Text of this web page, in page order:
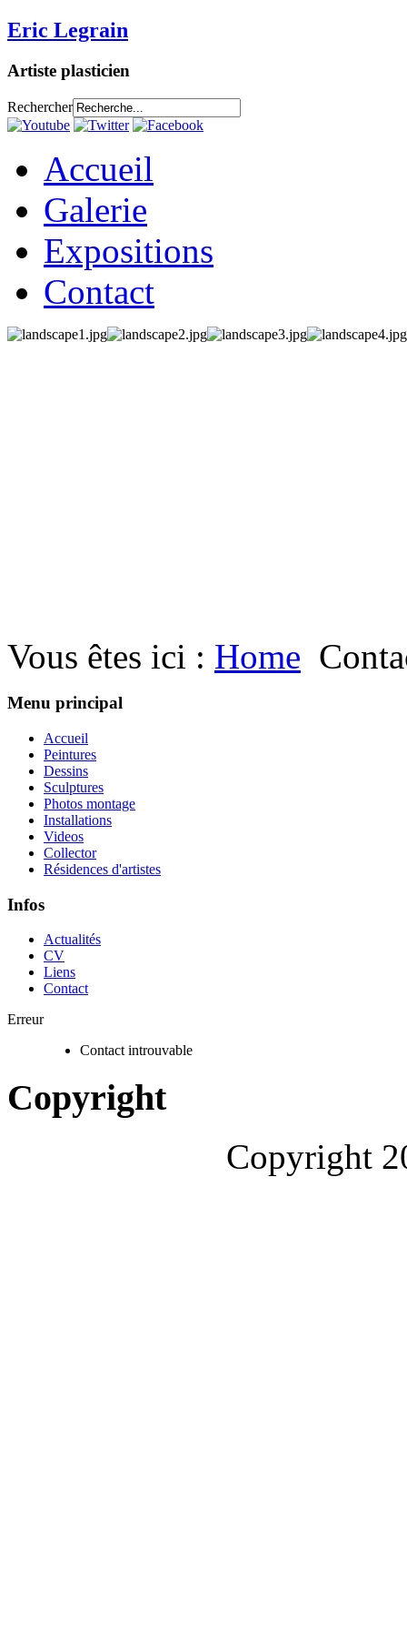
Eric Legrain
Artiste plasticien
Rechercher
Accueil
Galerie
Expositions
Contact
Vous êtes ici : Home
Menu principal
Accueil
Peintures
Dessins
Sculptures
Photos montage
Installations
Videos
Collector
Résidences d'artistes
Infos
Actualités
CV
Liens
Contact
Erreur
Contact introuvable
Copyright
Copyright